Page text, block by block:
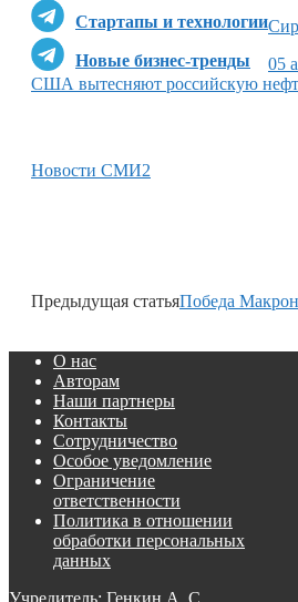
Стартапы и технологии
Новые бизнес-тренды
05
США вытесняют российскую
Новости СМИ2
Предыдущая статьяПобеда
О нас
Авторам
Наши партнеры
Контакты
Сотрудничество
Особое уведомление
Ограничение
ответственности
Политика в отношении
обработки персональных
данных